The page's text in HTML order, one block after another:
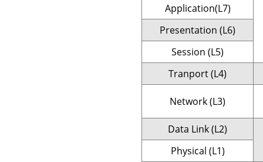
Application(L7)
Presentation (L6)
Session (L5)
Tranport (L4)
Network (L3)
Data Link (L2)
Physical (L1)